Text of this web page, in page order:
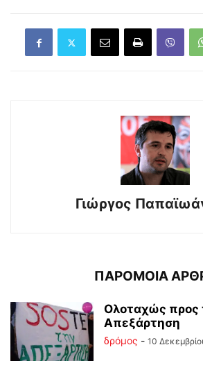
Γιώργος
ΠΑΡΟΜΟΙΑ
Ολοταχώς προς
Απεξάρτηση
δρόμος - 10